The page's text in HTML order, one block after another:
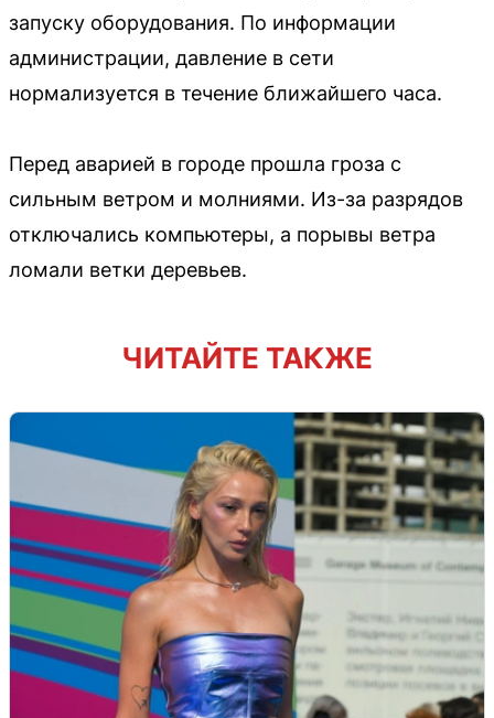
запуску оборудования. По информации
администрации, давление в сети
нормализуется в течение ближайшего часа.
Перед аварией в городе прошла гроза с
сильным ветром и молниями. Из-за разрядов
отключались компьютеры, а порывы ветра
ломали ветки деревьев.
ЧИТАЙТЕ ТАКЖЕ